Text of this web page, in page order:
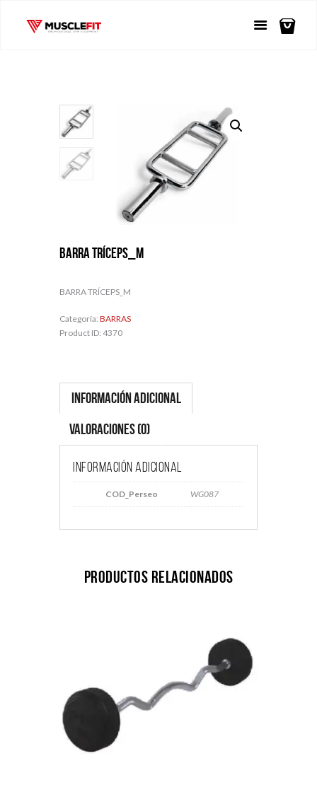
BARRA TRÍCEPS_M
BARRA TRÍCEPS_M
Categoría: BARRAS
Product ID: 4370
Información adicional
Valoraciones (0)
Información adicional
COD_Perseo WG087
Productos relacionados